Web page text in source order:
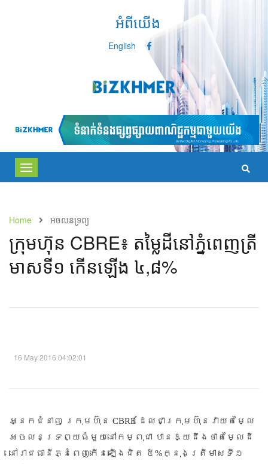
អំពីយើង
English
Toggle
navigation
Home អចលនទ្រព្យ
​ក្រុមហ៊ុន​​ CBRE៖ ​តម្លៃ​ដី​នៅ​ភ្នំពេញ​ត្រី
មាស​ទី​១​ កើន​ឡើង​ ៤,៨%​​
16 May 2016 04:02:01
អ្នកជំនាញ ក្រុមហ៊ុន CBRE ដែលជាក្រុមហ៊ុនវាយតម្លៃ
អចលនទ្រព្យធំមួយនៅកម្ពុជា បានឱ្យដឹងថាតម្លៃដី
នៅរាជធានីភ្នំពេញកើនឡើងជិត ៥% ក្នុងត្រីមាសទី១